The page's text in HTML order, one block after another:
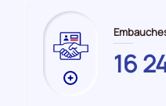
Plus
HAUTE-
SAONE
16